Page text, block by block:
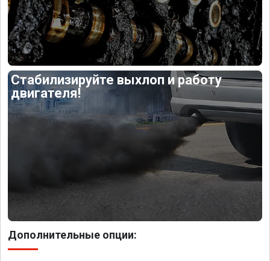
Стабилизируйте выхлоп и работу
двигателя!
Дополнительные опции: